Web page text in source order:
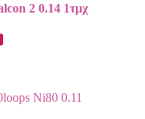
2 0.14 1τμχ